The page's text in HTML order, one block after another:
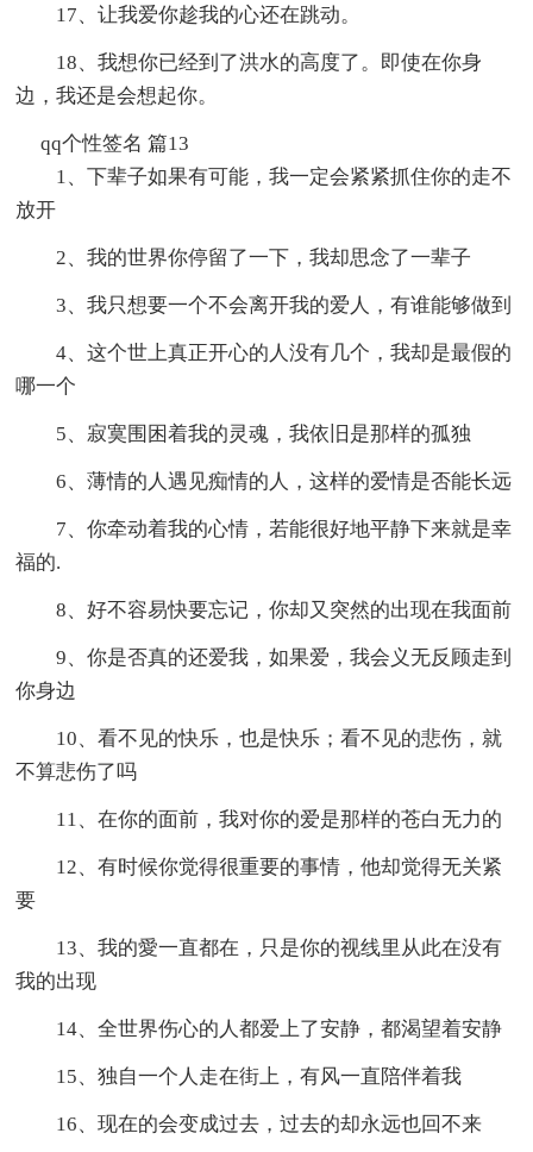
17、让我爱你趁我的心还在跳动。
18、我想你已经到了洪水的高度了。即使在你身
边，我还是会想起你。
qq个性签名 篇13
1、下辈子如果有可能，我一定会紧紧抓住你的走不
放开
2、我的世界你停留了一下，我却思念了一辈子
3、我只想要一个不会离开我的爱人，有谁能够做到
4、这个世上真正开心的人没有几个，我却是最假的
哪一个
5、寂寞围困着我的灵魂，我依旧是那样的孤独
6、薄情的人遇见痴情的人，这样的爱情是否能长远
7、你牵动着我的心情，若能很好地平静下来就是幸
福的.
8、好不容易快要忘记，你却又突然的出现在我面前
9、你是否真的还爱我，如果爱，我会义无反顾走到
你身边
10、看不见的快乐，也是快乐；看不见的悲伤，就
不算悲伤了吗
11、在你的面前，我对你的爱是那样的苍白无力的
12、有时候你觉得很重要的事情，他却觉得无关紧
要
13、我的愛一直都在，只是你的视线里从此在没有
我的出现
14、全世界伤心的人都爱上了安静，都渴望着安静
15、独自一个人走在街上，有风一直陪伴着我
16、现在的会变成过去，过去的却永远也回不来